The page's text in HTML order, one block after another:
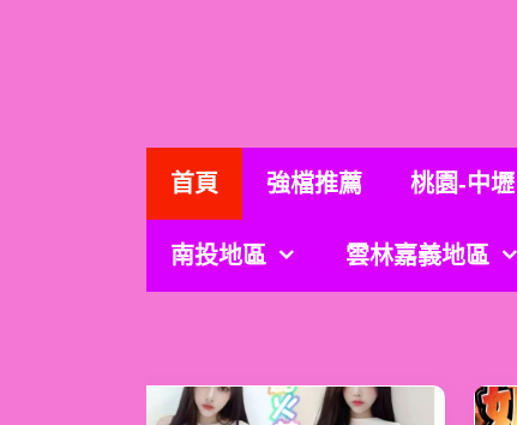
首頁 強檔推薦 桃園-中壢
南投地區 雲林嘉義地區